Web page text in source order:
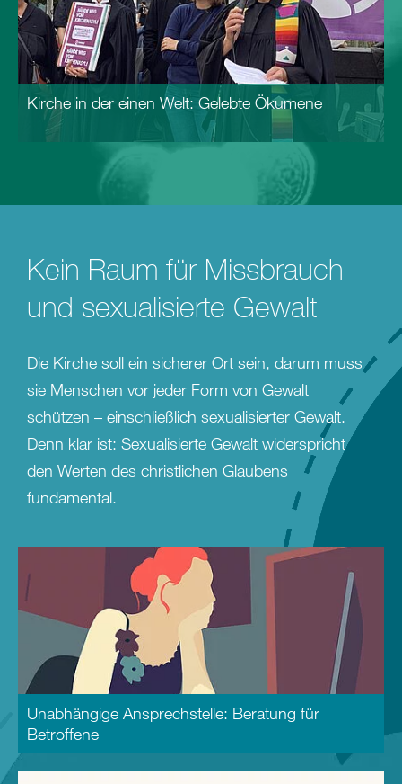
Kirche in der einen Welt: Gelebte Ökumene
Kein Raum für Missbrauch
und sexualisierte Gewalt
Die Kirche soll ein sicherer Ort sein, darum muss
sie Menschen vor jeder Form von Gewalt
schützen – einschließlich sexualisierter Gewalt.
Denn klar ist: Sexualisierte Gewalt widerspricht
den Werten des christlichen Glaubens
fundamental.
Unabhängige Ansprechstelle: Beratung für
Betroffene